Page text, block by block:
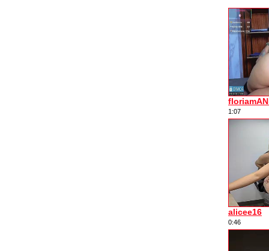
1:07
alicee16
0:46